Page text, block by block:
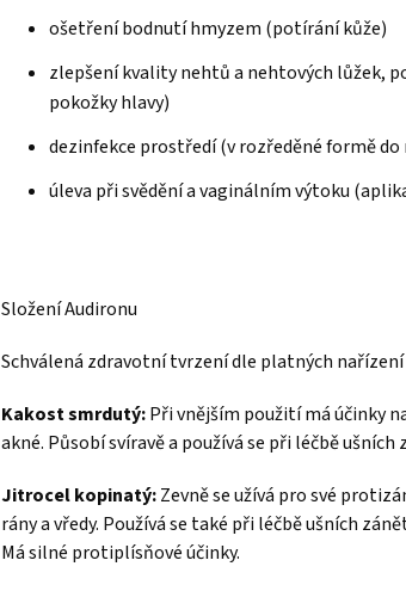
ošetření bodnutí hmyzem (potírání kůže)
zlepšení kvality nehtů a nehtových lůžek,
pokožky hlavy)
dezinfekce prostředí (v rozředěné formě do
úleva při svědění a vaginálním výtoku
Složení Audironu
Schválená zdravotní tvrzení dle platných nařízení
Kakost smrdutý:Při vnějším použití má účinky
akné. Působí svíravě a používá se při léčbě ušních
Jitrocel kopinatý:Zevně se užívá pro své
rány a vředy. Používá se také při léčbě ušních
Má silné protiplísňové účinky.